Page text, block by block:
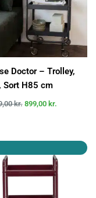
Doctor – Trolley,
Sort H85 cm
kr. 899,00 kr.
oprindelige
pris
var:
aktuelle
pris
er: